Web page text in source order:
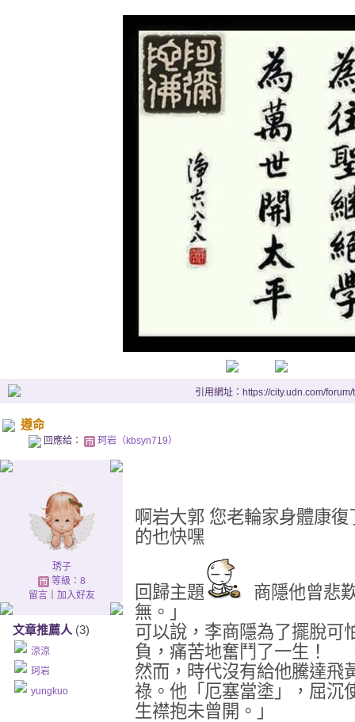
引用網址：https://city.udn.com/
遵命
回應給： 珂岩（kbsyn719）
琇子
等級：8
留言｜ 加入好友
文章推薦人 (3)
涼涼
珂岩
yungkuo
啊岩大郭 您老輪家身體康復
的也快嘿
回歸主題
商隱他曾悲
無。」
可以說，李商隱為了擺脫可
負，痛苦地奮鬥了一生！
然而，時代沒有給他騰達飛
祿。他「厄塞當塗」，屈沉
生襟抱未曾開。」